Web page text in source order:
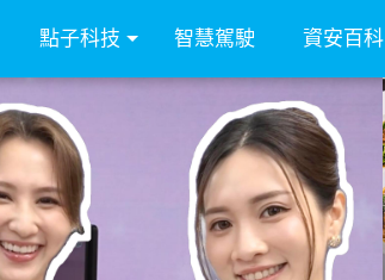
點子科技 智慧駕駛 資安百科